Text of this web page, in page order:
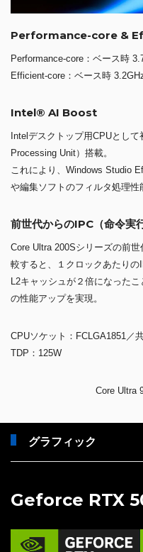
Performance-core &
Performance-core：ベース時
Efficient-core：ベース時
Intel® AI Boost
Intelデスクトップ用CPUとし
Processing Unit）搭載。
これにより、Windows Studio
や編集ソフトのフィルタ処理性
前世代からのIPC（命令実
Core Ultra 200Sシリーズの前
較すると、１クロックあたりの
L2キャッシュが２倍になった
の性能アップを実現。
CPUソケット：FCLGA1851／
TDP：125W
Core Ultra
グラフィック
Geforce RTX